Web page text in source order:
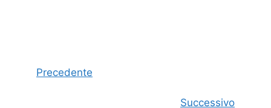
Precedente
Successivo